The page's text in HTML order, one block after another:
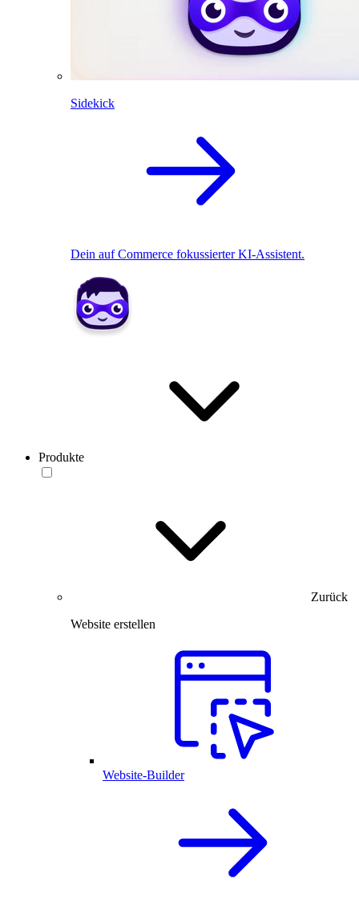
Sidekick
Dein auf Commerce fokussierter KI-Assistent.
Produkte
Zurück
Website erstellen
Website-Builder